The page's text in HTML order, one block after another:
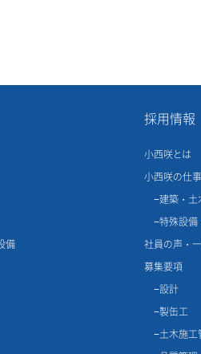
備
採用情報
小西咲とは
小西咲の仕事
建築・土
特殊設備
社員の声・
募集要項
設計
製缶工
土木施工